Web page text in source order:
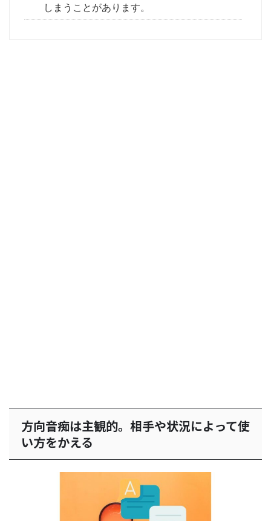
しまうことがあります。
方向音痴は主観的。相手や状況によって使
い方をかえる